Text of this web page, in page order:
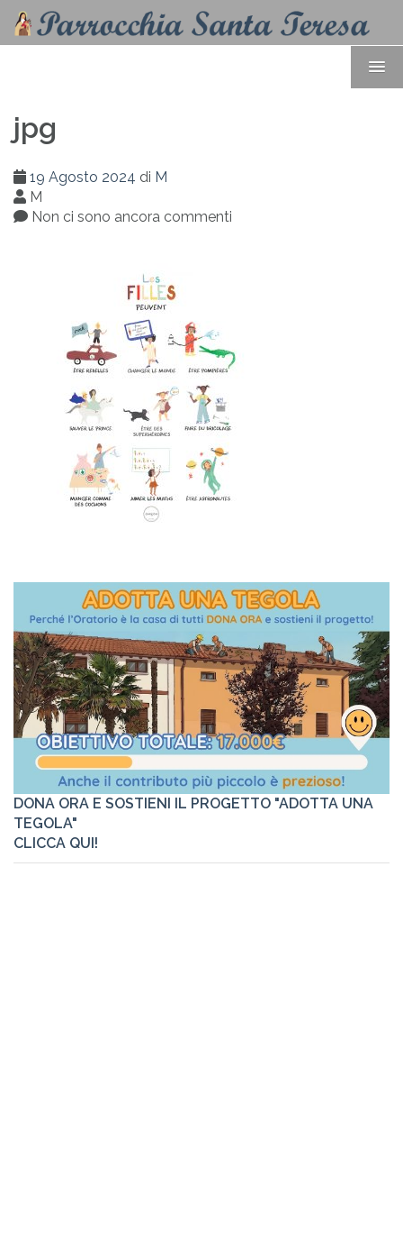
jpg
19 Agosto 2024 di M
M
Non ci sono ancora commenti
DONA ORA E SOSTIENI IL PROGETTO "ADOTTA UNA
TEGOLA"
CLICCA QUI!